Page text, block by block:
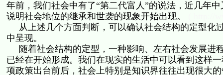
年前，我们社会中有了“第二代富人”的说法，近几年
说明社会地位的继承和世袭的现象开始出现。
从上述几个方面判断，可以确认社会结构的定型化
中呈现。
随着社会结构的定型，一种影响、左右社会发展进
已经在开始形成。我们在现实的生活中可以看到这样
项政策出台前后，社会上特别是知识界往往出现很大